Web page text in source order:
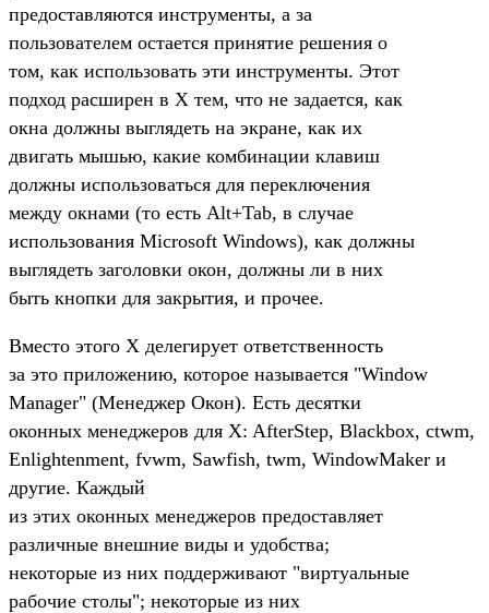
предоставляются инструменты, а за
пользователем остается принятие решения о
том, как использовать эти инструменты. Этот
подход расширен в X тем, что не задается, как
окна должны выглядеть на экране, как их
двигать мышью, какие комбинации клавиш
должны использоваться для переключения
между окнами (то есть Alt+Tab, в случае
использования Microsoft Windows), как должны
выглядеть заголовки окон, должны ли в них
быть кнопки для закрытия, и прочее.
Вместо этого X делегирует ответственность
за это приложению, которое называется "Window
Manager" (Менеджер Окон). Есть десятки
оконных менеджеров для X: AfterStep, Blackbox, ctwm,
Enlightenment, fvwm, Sawfish, twm, WindowMaker и
другие. Каждый
из этих оконных менеджеров предоставляет
различные внешние виды и удобства;
некоторые из них поддерживают "виртуальные
рабочие столы"; некоторые из них